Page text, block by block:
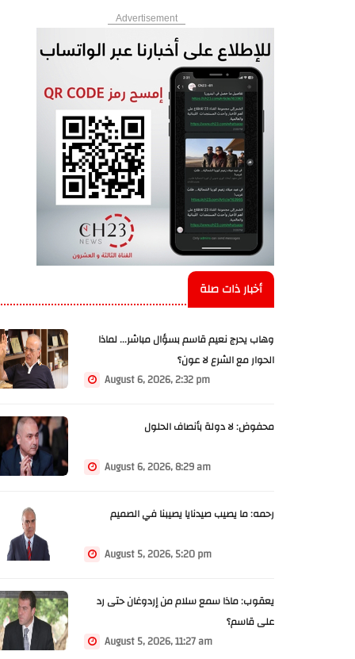
Advertisement
أخبار ذات صلة
وهاب يحرج نعيم قاسم بسؤال مباشر... لماذا
الحوار مع الشرع لا عون؟
August 6, 2026, 2:32 pm
محفوض: لا دولة بأنصاف الحلول
August 6, 2026, 8:29 am
رحمه: ما يصيب صيدنايا يصيبنا في الصميم
August 5, 2026, 5:20 pm
يعقوب: ماذا سمع سلام من إردوغان حتى رد
على قاسم؟
August 5, 2026, 11:27 am